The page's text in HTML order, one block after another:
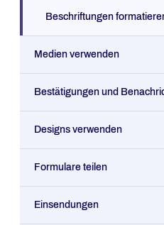
Beschriftungen
Medien verwenden
Bestätigungen und
Designs verwenden
Formulare teilen
Einsendungen